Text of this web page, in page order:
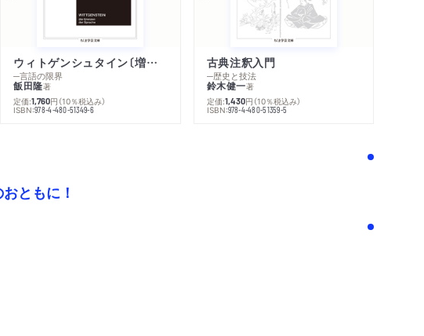
なんちん豆腐／精進雲丹／にんにく汁／海老和え／紫蘇蒸
煎り松茸／釣り焼／鰻汁／塩釜焼／定家飯／青海豆腐／う
菊の葉改敷／竹の子汁／松笠豆腐／ほうろく鮑／海鼠のも
醤油飯／長崎ケンチェン／ぶんどうもやし／富士和え／蛸
ら／冷湯豆腐／干鮭鮓／莫鳴草／田作り和え／交趾味噌／
掛け焼／秋田ふすべせんのう／苔蒸／内土蔵／四季蕗の薹
和え／霰豆腐肥前定家煮／海老たたき／唐草もどき／奈良
ウィトゲンシュタイン〔増補新版〕
─言語の限界
飯田隆著
定価:1,760円 （10％税込み）
ISBN:978-4-480-51349-6
古典注釈入門
─歴史と技法
鈴木健一著
定価:1,430円 （10％税込み）
ISBN:978-4-480-51359-5
ともに！